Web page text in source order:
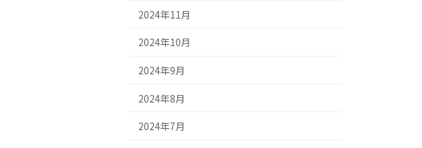
2024年11月
2024年10月
2024年9月
2024年8月
2024年7月